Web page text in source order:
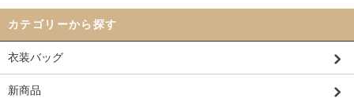
カテゴリーから探す
衣装バッグ
新商品